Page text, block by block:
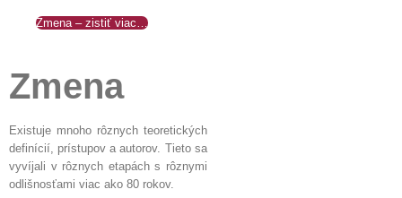
Zmena – zistiť viac…
Zmena
Existuje mnoho rôznych teoretických
definícií, prístupov a autorov. Tieto sa
vyvíjali v rôznych etapách s rôznymi
odlišnosťami viac ako 80 rokov.